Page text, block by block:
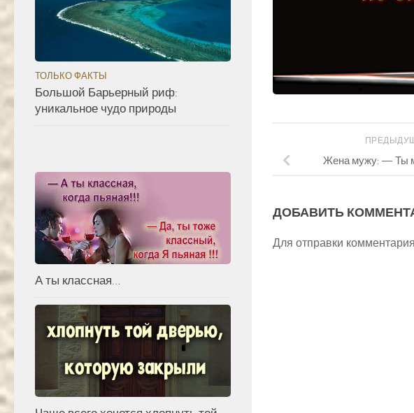
Жена мужу: — Ты
ДОБАВИТЬ
Для отправки
ТОЛЬКО ФАКТЫ
Большой Барьерный риф:
уникальное чудо природы
А ты классная…